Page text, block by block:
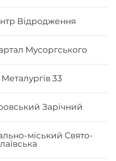
Відродження
Мусоргського
33
Зарічний
міський Свято-